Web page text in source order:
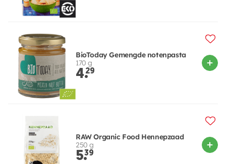
BioToday Gemengde notenpasta
170 g
4.29
RAW Organic Food Hennepzaad
250 g
5.39